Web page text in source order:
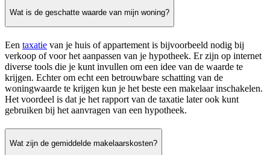
Wat is de geschatte waarde van mijn woning?
Een taxatie van je huis of appartement is bijvoorbeeld nodig bij
verkoop of voor het aanpassen van je hypotheek. Er zijn op internet
diverse tools die je kunt invullen om een idee van de waarde te
krijgen. Echter om echt een betrouwbare schatting van de
woningwaarde te krijgen kun je het beste een makelaar inschakelen.
Het voordeel is dat je het rapport van de taxatie later ook kunt
gebruiken bij het aanvragen van een hypotheek.
Wat zijn de gemiddelde makelaarskosten?